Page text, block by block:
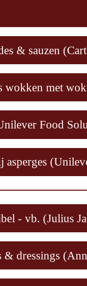
& sauzen
wokken met
Food
asperges
- vb. (Julius
& dressings